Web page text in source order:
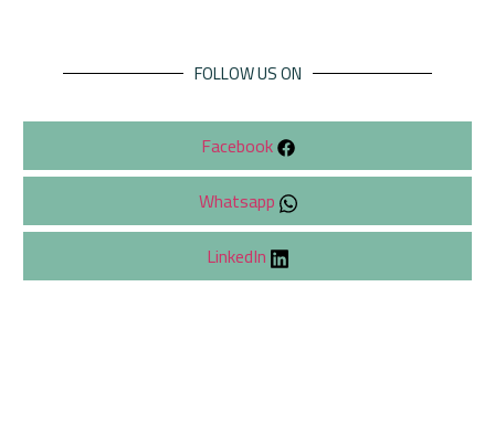
FOLLOW US ON
Facebook